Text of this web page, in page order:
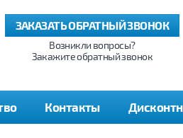
ЗАКАЗАТЬ ОБРАТНЫЙ ЗВОНОК
Возникли вопросы?
Закажите обратный звонок
Контакты